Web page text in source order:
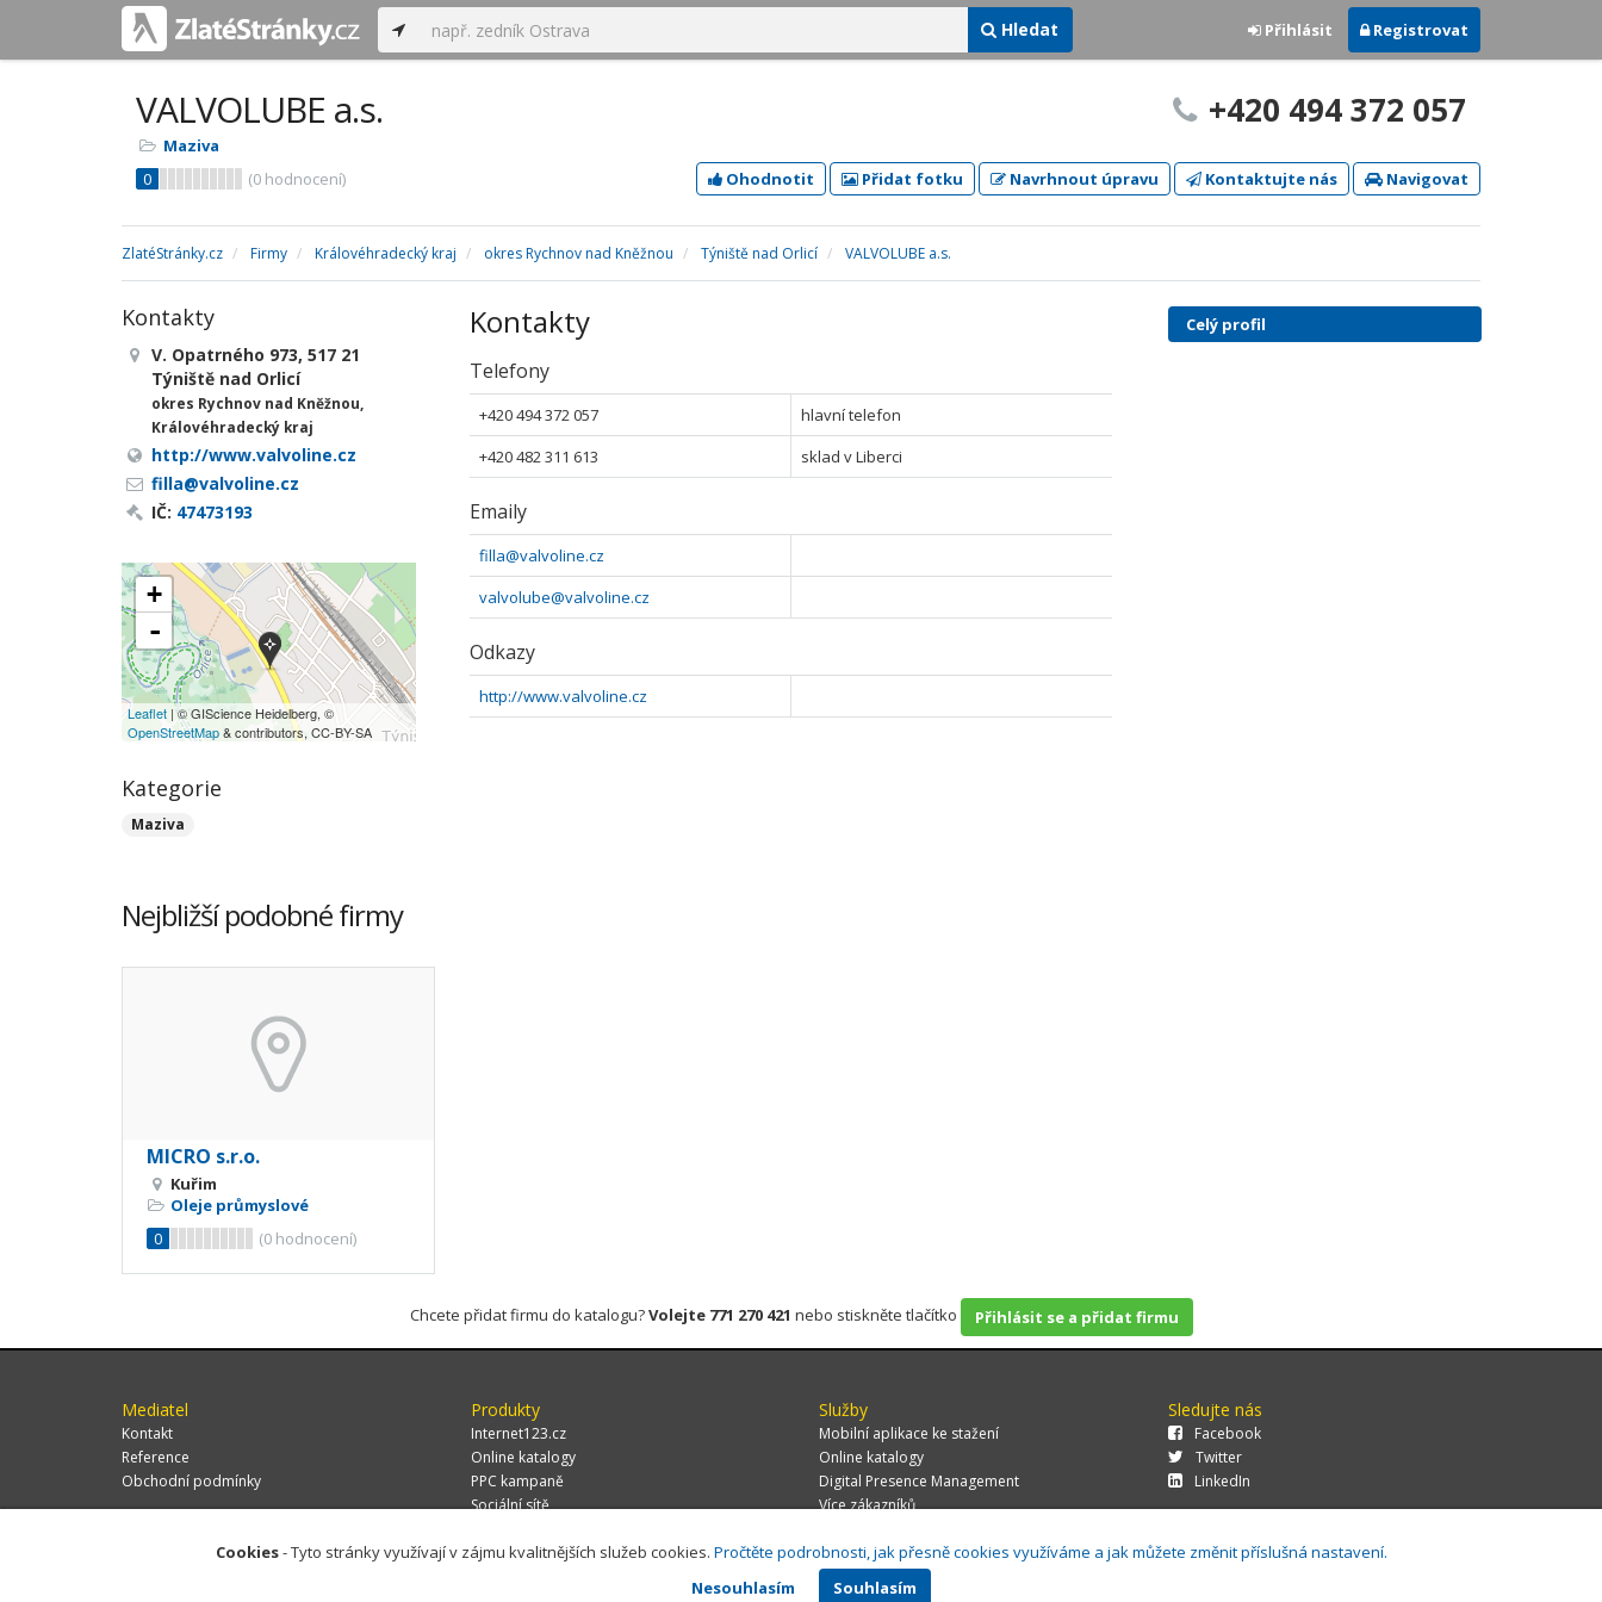
Hledat Přihlásit Registrovat
VALVOLUBE a.s.
Maziva
0
(0 hodnocení)
+420 494 372 057
Ohodnotit Přidat fotku Navrhnout úpravu Kontaktujte nás Navigovat
ZlatéStránky.cz Firmy Královéhradecký kraj okres Rychnov nad Kněžnou Týniště nad Orlicí VALVOLUBE a.s.
Kontakty
Telefony
+420 494 372 057
hlavní telefon
+420 482 311 613
sklad v Liberci
Emaily
filla@valvoline.cz
valvolube@valvoline.cz
Odkazy
http://www.valvoline.cz
Kontakty
V. Opatrného 973, 517 21
Týniště nad Orlicí
okres Rychnov nad Kněžnou,
Královéhradecký kraj
http://www.valvoline.cz
filla@valvoline.cz
IČ: 47473193
+
-
Leaflet | © GIScience Heidelberg, ©
OpenStreetMap& contributors, CC-BY-SA
Kategorie
Maziva
Celý profil
Nejbližší podobné firmy
MICRO s.r.o.
Kuřim
Oleje průmyslové
0
(0 hodnocení)
Chcete přidat firmu do katalogu?Volejte 771 270 421 nebo stiskněte tlačítko Přihlásit se a přidat firmu
Mediatel
Kontakt
Reference
Obchodní podmínky
Produkty
Internet123.cz
Online katalogy
PPC kampaně
Sociální sítě
Služby
Mobilní aplikace ke stažení
Online katalogy
Digital Presence Management
Více zákazníků
Sledujte nás
Facebook
Twitter
LinkedIn
Cookies- Tyto stránky využívají v zájmu kvalitnějších služeb cookies. Pročtěte podrobnosti, jak přesně cookies využíváme a jak můžete změnit příslušná nastavení.
Nesouhlasím
Souhlasím